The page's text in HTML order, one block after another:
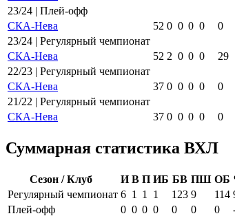
23/24 | Плей-офф
СКА-Нева
52 0 0 0 0 0
23/24 | Регулярный чемпионат
СКА-Нева
52 2 0 0 0 29
22/23 | Регулярный чемпионат
СКА-Нева
37 0 0 0 0 0
21/22 | Регулярный чемпионат
СКА-Нева
37 0 0 0 0 0
Суммарная статистика ВХЛ
Сезон / Клуб И В П ИБ БВ ПШ ОБ
Регулярный чемпионат 6 1 1 1 123 9 114
Плей-офф
0 0 0 0 0 0 0